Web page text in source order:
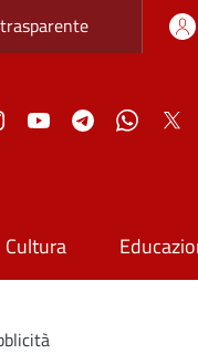
InstagramYouTubeTelegram
Cultura